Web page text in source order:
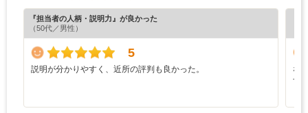
『担当者の人柄・説明力』が良かった
（50代／男性）
5
説明が分かりやすく、近所の評判も良かった。
な
す